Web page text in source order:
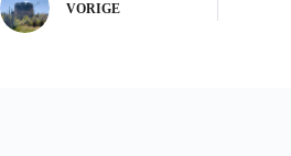
VORIGE